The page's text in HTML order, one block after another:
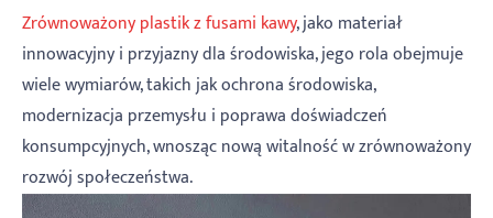
Zrównoważony plastik z fusami kawy, jako materiał
innowacyjny i przyjazny dla środowiska, jego rola obejmuje
wiele wymiarów, takich jak ochrona środowiska,
modernizacja przemysłu i poprawa doświadczeń
konsumpcyjnych, wnosząc nową witalność w zrównoważony
rozwój społeczeństwa.